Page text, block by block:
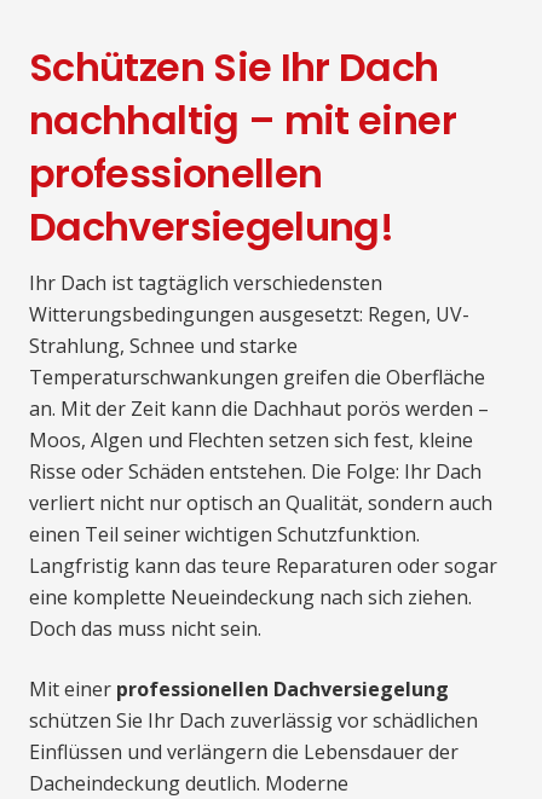
Schützen Sie Ihr Dach
nachhaltig – mit einer
professionellen
Dachversiegelung!
Ihr Dach ist tagtäglich verschiedensten
Witterungsbedingungen ausgesetzt: Regen, UV-
Strahlung, Schnee und starke
Temperaturschwankungen greifen die Oberfläche
an. Mit der Zeit kann die Dachhaut porös werden –
Moos, Algen und Flechten setzen sich fest, kleine
Risse oder Schäden entstehen. Die Folge: Ihr Dach
verliert nicht nur optisch an Qualität, sondern auch
einen Teil seiner wichtigen Schutzfunktion.
Langfristig kann das teure Reparaturen oder sogar
eine komplette Neueindeckung nach sich ziehen.
Doch das muss nicht sein.
Mit einer professionellen Dachversiegelung
schützen Sie Ihr Dach zuverlässig vor schädlichen
Einflüssen und verlängern die Lebensdauer der
Dacheindeckung deutlich. Moderne